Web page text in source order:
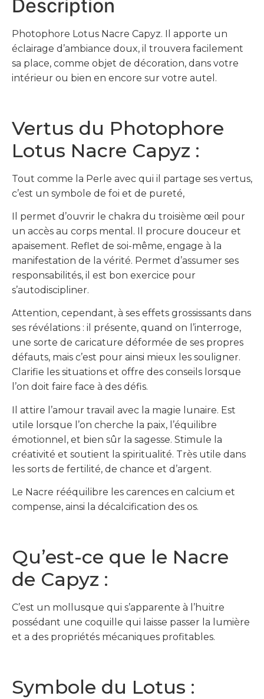
Description
Photophore Lotus Nacre Capyz. Il apporte un
éclairage d’ambiance doux, il trouvera facilement
sa place, comme objet de décoration, dans votre
intérieur ou bien en encore sur votre autel.
Vertus du Photophore
Lotus Nacre Capyz :
Tout comme la Perle avec qui il partage ses vertus,
c’est un symbole de foi et de pureté,
Il permet d’ouvrir le chakra du troisième œil pour
un accès au corps mental. Il procure douceur et
apaisement. Reflet de soi-même, engage à la
manifestation de la vérité. Permet d’assumer ses
responsabilités, il est bon exercice pour
s’autodiscipliner.
Attention, cependant, à ses effets grossissants dans
ses révélations : il présente, quand on l’interroge,
une sorte de caricature déformée de ses propres
défauts, mais c’est pour ainsi mieux les souligner.
Clarifie les situations et offre des conseils lorsque
l’on doit faire face à des défis.
Il attire l’amour travail avec la magie lunaire. Est
utile lorsque l’on cherche la paix, l’équilibre
émotionnel, et bien sûr la sagesse. Stimule la
créativité et soutient la spiritualité. Très utile dans
les sorts de fertilité, de chance et d’argent.
Le Nacre rééquilibre les carences en calcium et
compense, ainsi la décalcification des os.
Qu’est-ce que le Nacre
de Capyz :
C’est un mollusque qui s’apparente à l’huitre
possédant une coquille qui laisse passer la lumière
et a des propriétés mécaniques profitables.
Symbole du Lotus :